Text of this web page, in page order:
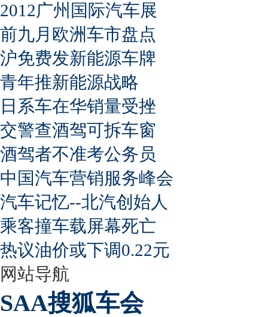
2012广州国际汽车展
前九月欧洲车市盘点
沪免费发新能源车牌
青年推新能源战略
日系车在华销量受挫
交警查酒驾可拆车窗
酒驾者不准考公务员
中国汽车营销服务峰会
汽车记忆--北汽创始人
乘客撞车载屏幕死亡
热议油价或下调0.22元
网站导航
SAA搜狐车会